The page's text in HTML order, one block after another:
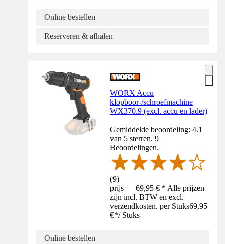
Online bestellen
Reserveren & afhalen
WORX Accu
klopboor-/schroefmachine
WX370.9 (excl. accu en lader)
Gemiddelde beoordeling: 4.1
van 5 sterren. 9
Beoordelingen.
(9)
prijs — 69,95 € * Alle prijzen
zijn incl. BTW en excl.
verzendkosten. per Stuks69,95
€*/ Stuks
Online bestellen